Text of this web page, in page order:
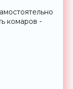
комаров -